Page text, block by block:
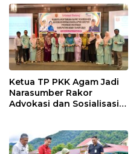
k p
Ketua TP PKK Agam Jadi
Narasumber Rakor
Advokasi dan Sosialisasi